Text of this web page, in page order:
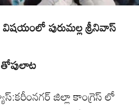
పురుమల్ల శ్రీనివాస్
తోపులాట
జిల్లా కాంగ్రెస్ లో